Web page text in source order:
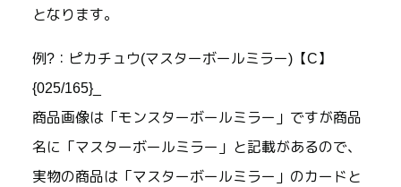
となります。
例?：ピカチュウ(マスターボールミラー)【C】
{025/165}_
商品画像は「モンスターボールミラー」ですが商品
名に「マスターボールミラー」と記載があるので、
実物の商品は「マスターボールミラー」のカードと